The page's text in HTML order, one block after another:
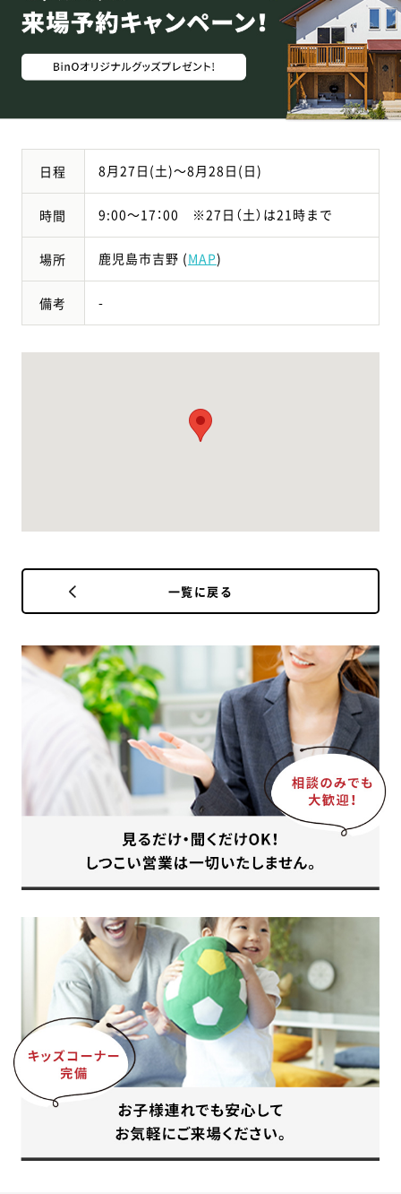
日程 8月27日(土)～8月28日(日)
時間 9:00～17：00 ※27日（土）は21時まで
場所 鹿児島市吉野 (MAP)
備考 -
一覧に戻る